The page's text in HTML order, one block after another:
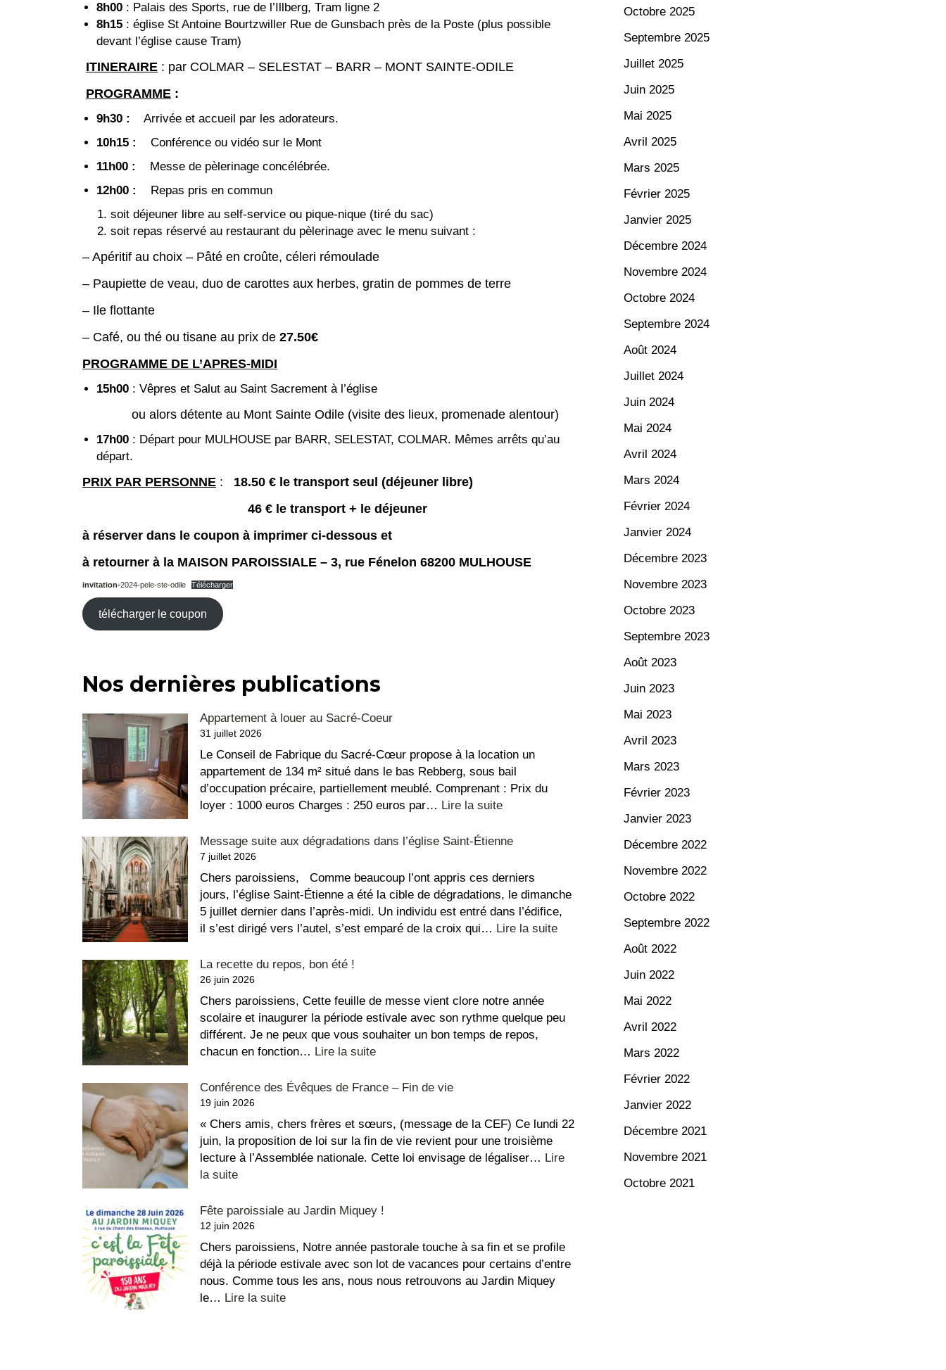
8h00 : Palais des Sports, rue de l’Illberg, Tram ligne 2
8h15 : église St Antoine Bourtzwiller Rue de Gunsbach près de la Poste (plus possible
devant l’église cause Tram)
ITINERAIRE : par COLMAR – SELESTAT – BARR – MONT SAINTE-ODILE
PROGRAMME :
9h30 :
Arrivée et accueil par les adorateurs.
10h15 :
Conférence ou vidéo sur le Mont
11h00 :
Messe de pèlerinage concélébrée.
12h00 :
Repas pris en commun
soit déjeuner libre au self-service ou pique-nique (tiré du sac)
soit repas réservé au restaurant du pèlerinage avec le menu suivant :
– Apéritif au choix – Pâté en croûte, céleri rémoulade
– Paupiette de veau, duo de carottes aux herbes, gratin de pommes de terre
– Ile flottante
– Café, ou thé ou tisane au prix de 27.50€
PROGRAMME DE L’APRES-MIDI
15h00 : Vêpres et Salut au Saint Sacrement à l’église
ou alors détente au Mont Sainte Odile (visite des lieux, promenade alentour)
17h00 : Départ pour MULHOUSE par BARR, SELESTAT, COLMAR. Mêmes arrêts qu’au
départ.
PRIX PAR PERSONNE : 18.50 € le transport seul (déjeuner libre)
46 € le transport + le déjeuner
à réserver dans le coupon à imprimer ci-dessous et
à retourner à la MAISON PAROISSIALE – 3, rue Fénelon 68200 MULHOUSE
invitation-2024-pele-ste-odile Télécharger
télécharger le coupon
Nos dernières publications
Appartement à louer au Sacré-Coeur
31 juillet 2026
Le Conseil de Fabrique du Sacré-Cœur propose à la location un
appartement de 134 m² situé dans le bas Rebberg, sous bail
d’occupation précaire, partiellement meublé. Comprenant : Prix du
loyer : 1000 euros Charges : 250 euros par… Lire la suite:
à
Sacré-
Coeur
Message suite aux dégradations dans l’église Saint-Étienne
7 juillet 2026
Chers paroissiens, Comme beaucoup l’ont appris ces derniers
jours, l’église Saint-Étienne a été la cible de dégradations, le dimanche
5 juillet dernier dans l’après-midi. Un individu est entré dans l’édifice,
il s’est dirigé vers l’autel, s’est emparé de la croix qui… Lire la suite:
La recette du repos, bon été !
26 juin 2026
Chers paroissiens, Cette feuille de messe vient clore notre année
scolaire et inaugurer la période estivale avec son rythme quelque peu
différent. Je ne peux que vous souhaiter un bon temps de repos,
chacun en fonction… Lire la suite:
recette
repos,
bon
été
Conférence des Évêques de France – Fin de vie
19 juin 2026
« Chers amis, chers frères et sœurs, (message de la CEF) Ce lundi 22
juin, la proposition de loi sur la fin de vie revient pour une troisième
lecture à l’Assemblée nationale. Cette loi envisage de légaliser… Lire
la suite:
des
Évêques
France
–
Fin
Fête paroissiale au Jardin Miquey !
12 juin 2026
Chers paroissiens, Notre année pastorale touche à sa fin et se profile
déjà la période estivale avec son lot de vacances pour certains d’entre
nous. Comme tous les ans, nous nous retrouvons au Jardin Miquey
le… Lire la suite:
Octobre 2025
Septembre 2025
Juillet 2025
Juin 2025
Mai 2025
Avril 2025
Mars 2025
Février 2025
Janvier 2025
Décembre 2024
Novembre 2024
Octobre 2024
Septembre 2024
Août 2024
Juillet 2024
Juin 2024
Mai 2024
Avril 2024
Mars 2024
Février 2024
Janvier 2024
Décembre 2023
Novembre 2023
Octobre 2023
Septembre 2023
Août 2023
Juin 2023
Mai 2023
Avril 2023
Mars 2023
Février 2023
Janvier 2023
Décembre 2022
Novembre 2022
Octobre 2022
Septembre 2022
Août 2022
Juin 2022
Mai 2022
Avril 2022
Mars 2022
Février 2022
Janvier 2022
Décembre 2021
Novembre 2021
Octobre 2021